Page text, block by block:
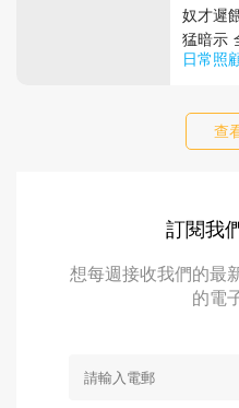
日常照
奴才遲
猛暗示
麼大事
查
訂閱我
想每週接收我們的最
的電